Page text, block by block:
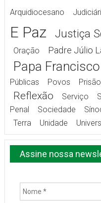
Arquidiocesano
E Paz
Justiça
Oração
Padre Júlio
Papa Francisco
Públicas
Povos Prisão
Reflexão Serviço
Penal
Sociedade
Terra
Unidade
Assine nossa